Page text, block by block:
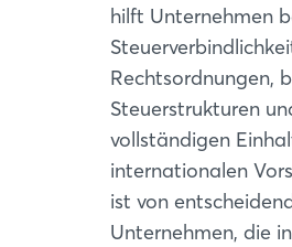
hilft Unternehmen
Rechtsordnungen,
Steuerstrukturen
vollständigen
internationalen
ist von
Unternehmen, die